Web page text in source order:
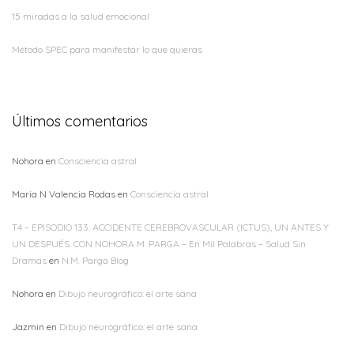
15 miradas a la salud emocional
Método SPEC para manifestar lo que quieras
Últimos comentarios
Nohora en Consciencia astral
Maria N Valencia Rodas en Consciencia astral
T4 – EPISODIO 133: ACCIDENTE CEREBROVASCULAR (ICTUS), UN ANTES Y
UN DESPUÉS. CON NOHORA M. PARGA – En Mil Palabras – Salud Sin
Dramas en N.M. Parga Blog
Nohora en Dibujo neurográfico: el arte sana
Jazmin en Dibujo neurográfico: el arte sana